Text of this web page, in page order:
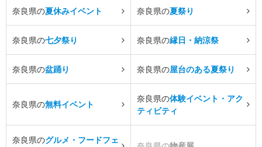
奈良県の夏休みイベント 奈良県の夏祭り
奈良県の七夕祭り 奈良県の縁日・納涼祭
奈良県の盆踊り 奈良県の屋台のある夏祭り
奈良県の無料イベント
奈良県の体験イベント・アク
ティビティ
奈良県のグルメ・フードフェ